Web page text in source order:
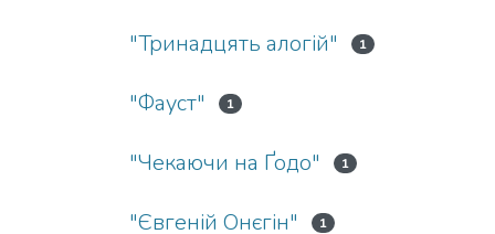
"Тринадцять алогій" 1
"Фауст" 1
"Чекаючи на Ґодо" 1
"Євгеній Онєгін" 1